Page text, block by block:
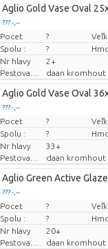
Aglio Gold Vase Oval
??? -,--
Cena za kus
Pocet ?
Spolu :
?
Nr hlavy
2+
daan kromhout
Aglio Gold Vase Oval
??? -,--
Cena za kus
Pocet ?
Spolu :
?
Nr hlavy
33+
daan kromhout
Aglio Green Active
??? -,--
Cena za kus
Pocet ?
Spolu :
?
Nr hlavy
20+
daan kromhout